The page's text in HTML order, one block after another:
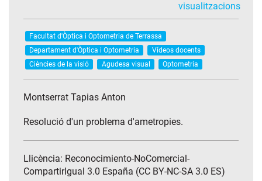
visualitzacions
Facultat d'Òptica i Optometria de Terrassa
Departament d'Òptica i Optometria
Vídeos docents
Ciències de la visió
Agudesa visual Optometria
Montserrat Tapias Anton
Resolució d'un problema d'ametropies.
Llicència: Reconocimiento-NoComercial-
CompartirIgual 3.0 España (CC BY-NC-SA 3.0 ES)